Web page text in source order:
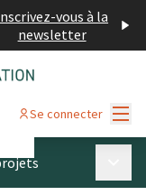
vous à la
newsletter
Se connecter